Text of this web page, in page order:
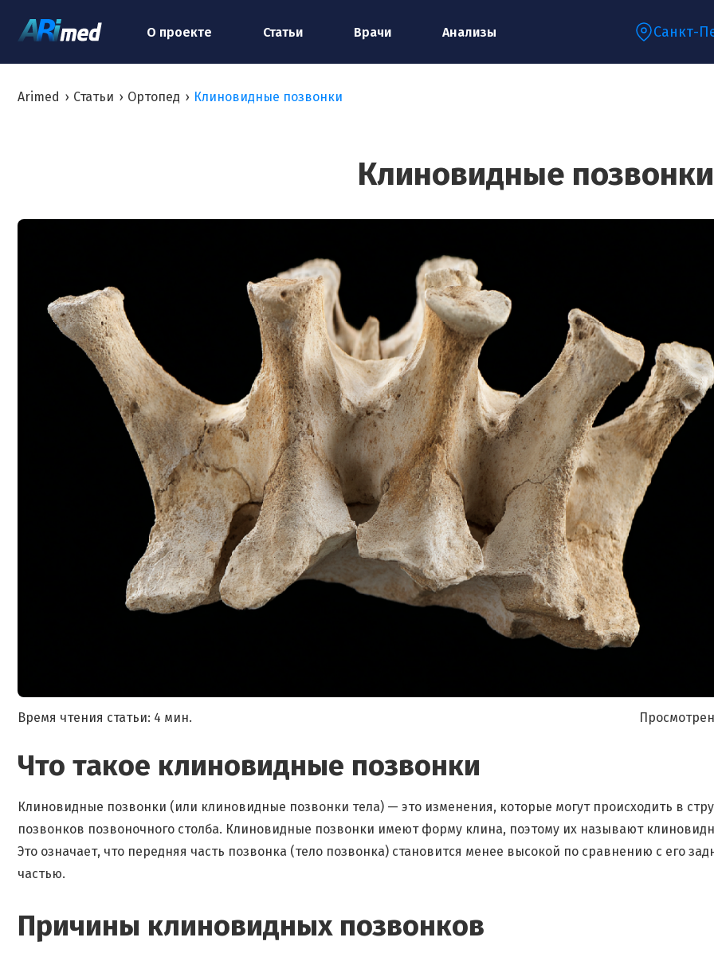
О проекте Статьи Врачи Анализы Санкт-
Arimed › Статьи › Ортопед › Клиновидные позвонки
Клиновидные позвонки
Время чтения статьи: 4 мин.
Что такое клиновидные позвонки
Клиновидные позвонки (или клиновидные позвонки тела) — это изменения, которые могут происходить в
позвонков позвоночного столба. Клиновидные позвонки имеют форму клина, поэтому их называют
Это означает, что передняя часть позвонка (тело позвонка) становится менее высокой по сравнению с его
частью.
Причины клиновидных позвонков
Ваш телефон:*
Ваш e-mail:*
Я согласен на обработку моих персональных данных